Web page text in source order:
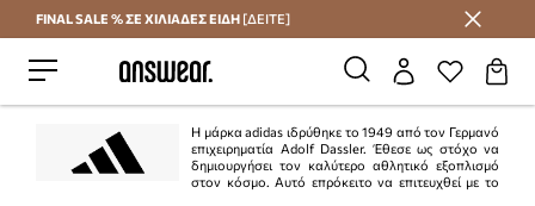
Εξοικονομήστε με το Answear Club
FINAL SALE % ΣΕ ΧΙΛΙΑΔΕΣ ΕΙΔΗ [ΔΕΙΤΕ]
Η μάρκα adidas ιδρύθηκε το 1949 από τον Γερμανό
επιχειρηματία Adolf Dassler. Έθεσε ως στόχο να
δημιουργήσει τον καλύτερο αθλητικό εξοπλισμό
στον κόσμο. Αυτό επρόκειτο να επιτευχθεί με το